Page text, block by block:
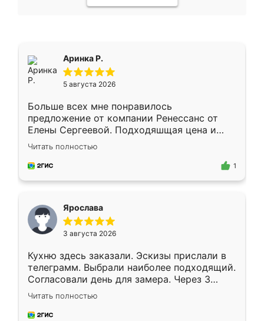
Аринка Р.
5 августа 2026
Больше всех мне понравилось
предложение от компании Ренессанс от
Елены Сергеевой. Подходяшщая цена и
короткие сроки изготовления. Приехавший
для замера сотрудник Владислав
предложил по моему эскизу самый
Читать полностью
1
Ярослава
3 августа 2026
Кухню здесь заказали. Эскизы прислали в
телеграмм. Выбрали наиболее подходящий.
Согласовали день для замера. Через 3
недели кухня была уже готова. Остались
довольны работой. Спасибо Ренессанс
мебель за качественную работу!
Читать полностью